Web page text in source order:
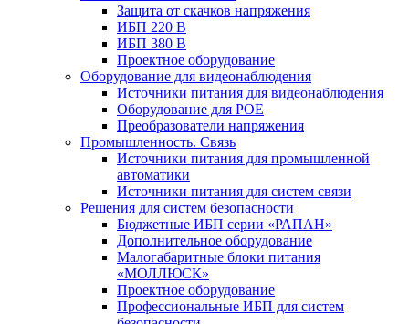
Защита от скачков напряжения
ИБП 220 В
ИБП 380 В
Проектное оборудование
Оборудование для видеонаблюдения
Источники питания для видеонаблюдения
Оборудование для POE
Преобразователи напряжения
Промышленность. Связь
Источники питания для промышленной
автоматики
Источники питания для систем связи
Решения для систем безопасности
Бюджетные ИБП серии «РАПАН»
Дополнительное оборудование
Малогабаритные блоки питания
«МОЛЛЮСК»
Проектное оборудование
Профессиональные ИБП для систем